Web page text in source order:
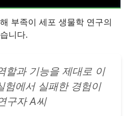
부족이 세포 생물학 연구의
니다.
할과 기능을 제대로 이
험에서 실패한 경험이
구자 A씨